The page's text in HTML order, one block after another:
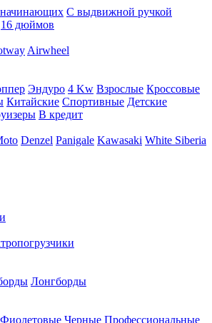
С выдвижной ручкой
16 дюймов
Airwheel
Эндуро 4 Kw Взрослые Кроссовые
Китайские Спортивные Детские
В кредит
Denzel Panigale Kawasaki White Siberia
Лонгборды
Фиолетовые Черные Профессиональные